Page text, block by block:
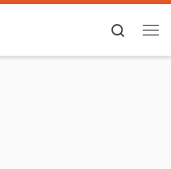
Search